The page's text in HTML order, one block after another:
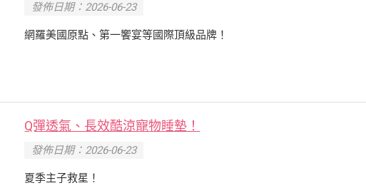
發佈日期：2026-06-23
網羅美國原點、第一饗宴等國際頂級品牌！
Q彈透氣、長效酷涼寵物睡墊！
發佈日期：2026-06-23
夏季主子救星！